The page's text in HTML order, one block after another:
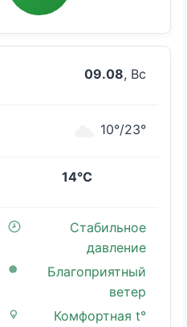
09.08, Вс
10°/23°
14°C
Стабильное
давление
Благоприятный
ветер
Комфортная t°